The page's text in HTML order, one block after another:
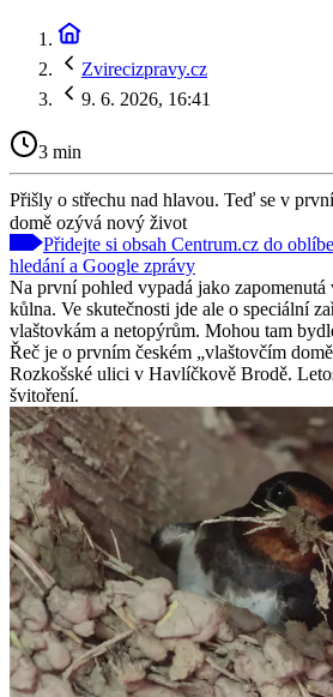
Zvirecizpravy.cz
9. 6. 2026, 16:41
3 min
Přišly o střechu nad hlavou. Teď se v
domě ozývá nový život
Přidejte si obsah Centrum.cz do
hledání a Google zprávy
Na první pohled vypadá jako zapomenutá
kůlna. Ve skutečnosti jde ale o speciální
vlaštovkám a netopýrům. Mohou tam
Řeč je o prvním českém „vlaštovčím
Rozkošské ulici v Havlíčkově Brodě.
švitoření.